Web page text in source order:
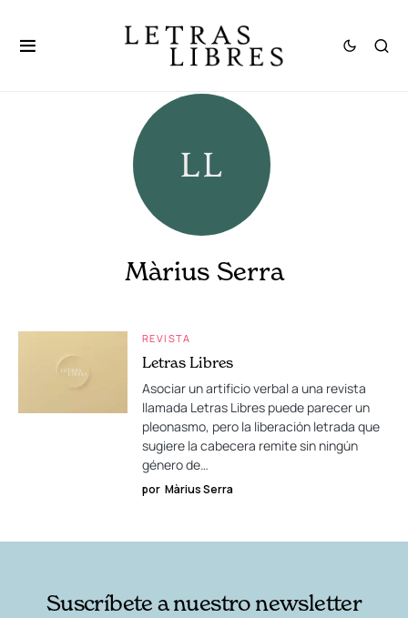
Màrius Serra
REVISTA
Letras Libres
Asociar un artificio verbal a una revista
llamada Letras Libres puede parecer un
pleonasmo, pero la liberación letrada que
sugiere la cabecera remite sin ningún
género de…
por Màrius Serra
Suscríbete a nuestro newsletter